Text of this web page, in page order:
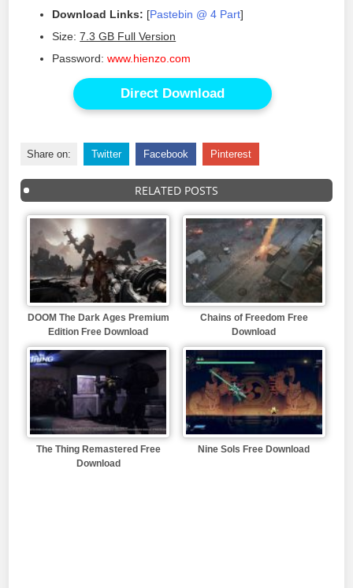
Download Links: [Pastebin @ 4 Part]
Size:7.3 GB Full Version
Password:www.hienzo.com
Direct Download
Share on: Twitter Facebook Pinterest
RELATED POSTS
DOOM The Dark Ages Premium
Edition Free Download
Chains of Freedom Free
Download
The Thing Remastered Free
Download
Nine Sols Free Download